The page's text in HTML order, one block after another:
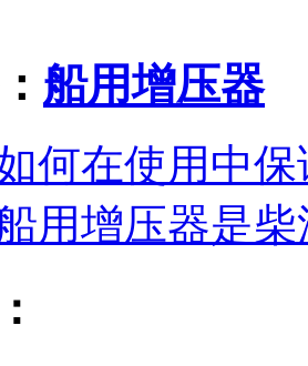
船用增压器
何在使用中
用增压器是